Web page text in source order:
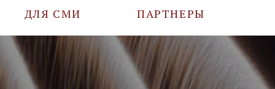
ДЛЯ СМИ
АККРЕДИТАЦИЯ
ПАРТНЕРЫ